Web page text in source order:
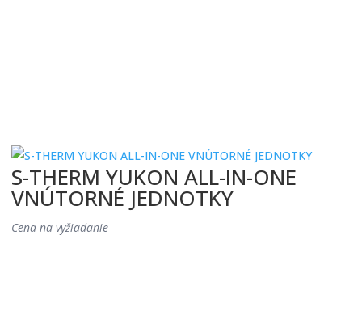
S-THERM YUKON ALL-IN-ONE
VNÚTORNÉ JEDNOTKY
Cena na vyžiadanie